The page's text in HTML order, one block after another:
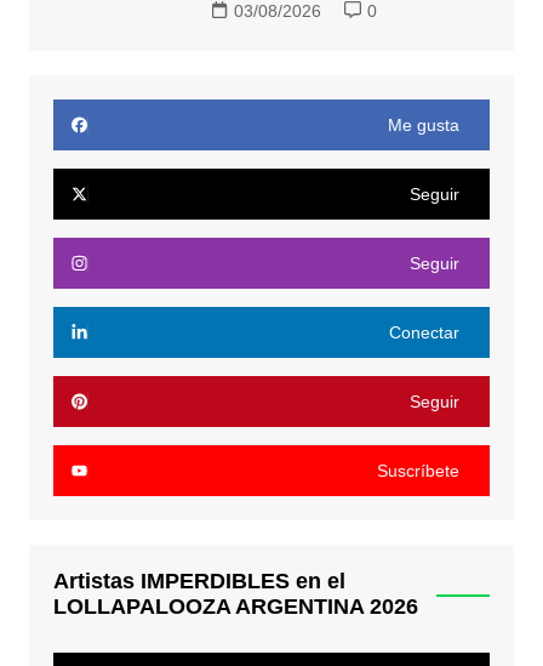
03/08/2026
0
Me gusta
Seguir
Seguir
Conectar
Seguir
Suscríbete
Artistas IMPERDIBLES en el
LOLLAPALOOZA ARGENTINA 2026